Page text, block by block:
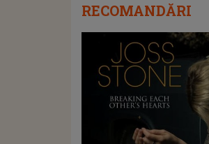
RECOMANDĂRI